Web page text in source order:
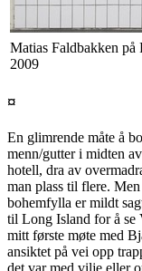
Matias Faldbakken på
2009
¤
En glimrende måte å
menn/gutter i midten
hotell, dra av
man plass til flere.
bohemfylla er mildt
til Long Island for å se
mitt første møte med
ansiktet på vei opp
det var med vilje eller